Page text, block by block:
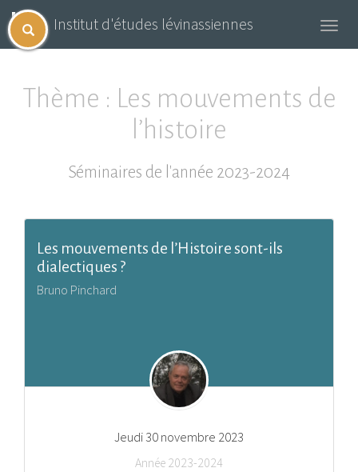
Institut d'études lévinassiennes
Thème : Les mouvements de
l’histoire
Séminaires de l'année 2023-2024
Les mouvements de l’Histoire sont-ils
dialectiques ?
Bruno Pinchard
Jeudi 30 novembre 2023
Année 2023-2024